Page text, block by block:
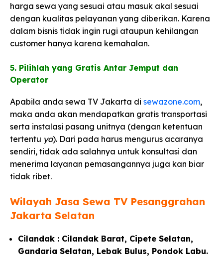
harga sewa yang sesuai atau masuk akal sesuai
dengan kualitas pelayanan yang diberikan. Karena
dalam bisnis tidak ingin rugi ataupun kehilangan
customer hanya karena kemahalan.
5. Pilihlah yang Gratis Antar Jemput dan
Operator​
Apabila anda sewa TV Jakarta di sewazone.com,
maka anda akan mendapatkan gratis transportasi
serta instalasi pasang unitnya (dengan ketentuan
tertentu ya). Dari pada harus mengurus acaranya
sendiri, tidak ada salahnya untuk konsultasi dan
menerima layanan pemasangannya juga kan biar
tidak ribet.
Wilayah Jasa Sewa TV Pesanggrahan
Jakarta Selatan​
Cilandak : Cilandak Barat, Cipete Selatan,
Gandaria Selatan, Lebak Bulus, Pondok Labu.